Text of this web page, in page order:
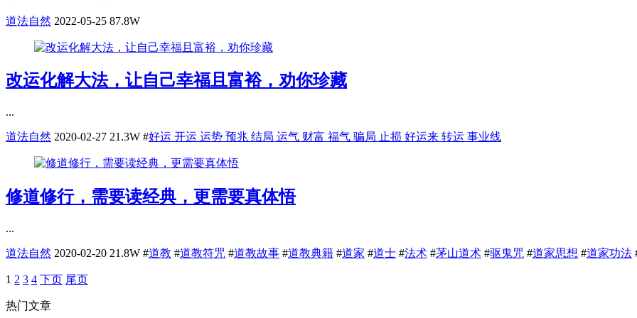
道法自然 2022-05-25 87.8W
改运化解大法，让自己幸福且富裕，劝你珍藏
...
道法自然 2020-02-27 21.3W #好运 开运 运势 预兆 结局 运气 财富 福气 骗局 止损 好运来 转运 事业线
修道修行，需要读经典，更需要真体悟
...
道法自然 2020-02-20 21.8W #道教 #道教符咒 #道教故事 #道教典籍 #道家 #道士 #法术 #茅山道术 #驱鬼咒 #道家思想 #道家功法
1 2 3 4 下页 尾页
热门文章